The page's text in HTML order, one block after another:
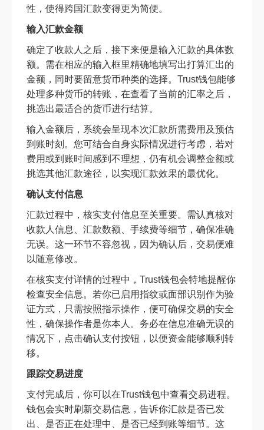
性，使得跨国汇款变得更为简便。
输入汇款金额
确定了收款人之后，接下来便是输入汇款的具体数
额。需在相应的输入框里精确地填写出打算汇出的
金额，同时要留意货币种类的选择。Trust钱包能够
处理多种货币的转账，在查看了当前的汇率之后，
挑选出最适合的货币进行结算。
输入金额后，系统会呈现本次汇款所需费用及预估
到账时刻。您可结合自身实际情况进行考虑，若对
费用或到账时间感到不理想，仍有机会调整金额或
挑选其他汇款途径，以实现汇款效果的最优化。
确认支付信息
汇款过程中，核实支付信息至关重要。需认真核对
收款人信息、汇款数额、手续费等细节，确保准确
无误。这一环节不容忽视，因为确认后，交易便难
以随意修改。
在核实支付详情的过程中，Trust钱包会特地提醒你
检查安全信息。若你已启用指纹或面部识别作为验
证方式，只需按照指示操作，便可确保交易的安全
性，确保操作者是你本人。务必在信息准确无误的
情况下，点击确认支付按钮，以便资金能够顺利转
移。
跟踪交易进度
支付完成后，你可以在Trust钱包中查看交易进程。
钱包会实时刷新交易信息，告诉你汇款是否已发
出、是否正在处理中、是否已经到账等细节。这